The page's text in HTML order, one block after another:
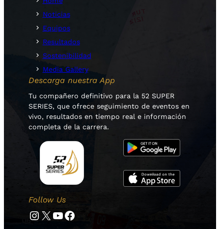
Noticias
Equipos
Resultados
Sostenibilidad
Media Gallery
Descarga nuestra App
Tu compañero definitivo para la 52 SUPER
SERIES, que ofrece seguimiento de eventos en
vivo, resultados en tiempo real e información
completa de la carrera.
Follow Us
Instagram Twitter YouTube Facebook